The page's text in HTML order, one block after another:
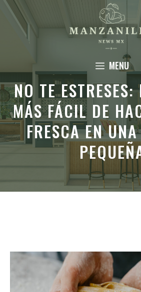
Saltar
contenido
MENU
NO TE
MÁS FÁCIL DE
FRESCA EN